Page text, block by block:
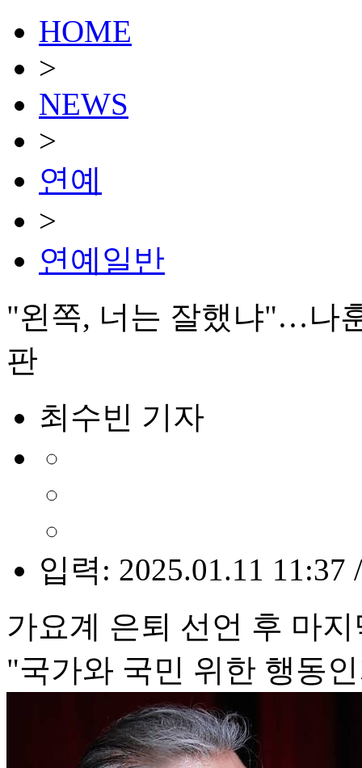
HOME
>
NEWS
>
연예
>
연예일반
"왼쪽, 너는 잘했냐"…나
판
최수빈 기자
입력: 2025.01.11 11:37
가요계 은퇴 선언 후 마
"국가와 국민 위한 행동